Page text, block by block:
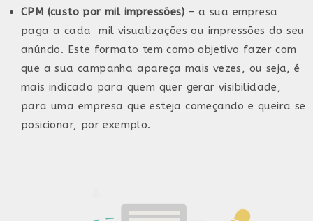
CPM (custo por mil impressões) – a sua empresa
paga a cada mil visualizações ou impressões do seu
anúncio. Este formato tem como objetivo fazer com
que a sua campanha apareça mais vezes, ou seja, é
mais indicado para quem quer gerar visibilidade,
para uma empresa que esteja começando e queira se
posicionar, por exemplo.